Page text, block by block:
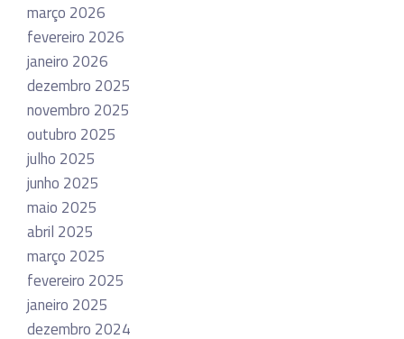
março 2026
fevereiro 2026
janeiro 2026
dezembro 2025
novembro 2025
outubro 2025
julho 2025
junho 2025
maio 2025
abril 2025
março 2025
fevereiro 2025
janeiro 2025
dezembro 2024